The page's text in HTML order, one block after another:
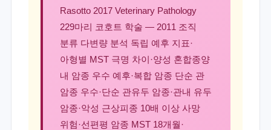
Rasotto 2017 Veterinary Pathology
229마리 코호트 학술 — 2011 조직
분류 다변량 분석 독립 예후 지표·
아형별 MST 극명 차이·양성 혼합종양
내 암종 우수 예후·복합 암종 단순 관
암종 우수·단순 관유두 암종·관내 유두
암종·악성 근상피종 10배 이상 사망
위험·선편평 암종 MST 18개월·